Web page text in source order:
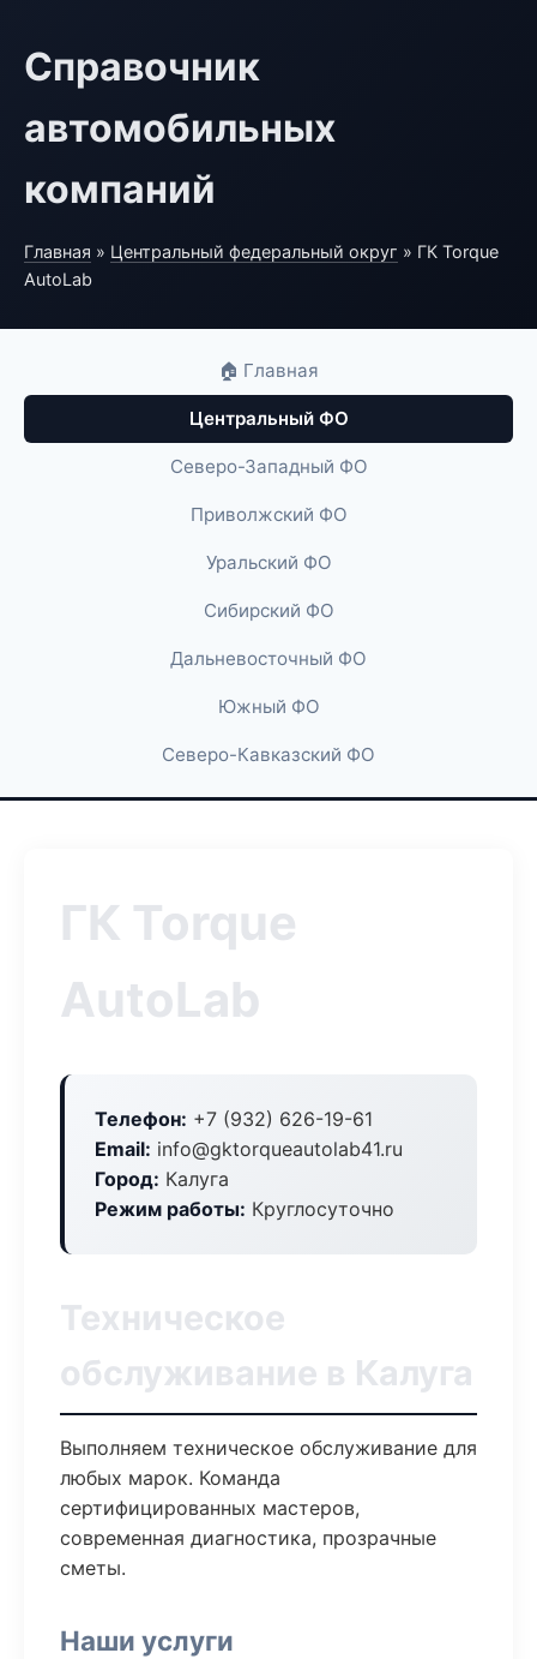
Справочник
автомобильных
компаний
Главная » Центральный федеральный округ » ГК Torque
AutoLab
🏠 Главная
Центральный ФО
Северо-Западный ФО
Приволжский ФО
Уральский ФО
Сибирский ФО
Дальневосточный ФО
Южный ФО
Северо-Кавказский ФО
ГК Torque
AutoLab
Телефон: +7 (932) 626-19-61
Email: info@gktorqueautolab41.ru
Город: Калуга
Режим работы: Круглосуточно
Техническое
обслуживание в Калуга
Выполняем техническое обслуживание для
любых марок. Команда
сертифицированных мастеров,
современная диагностика, прозрачные
сметы.
Наши услуги